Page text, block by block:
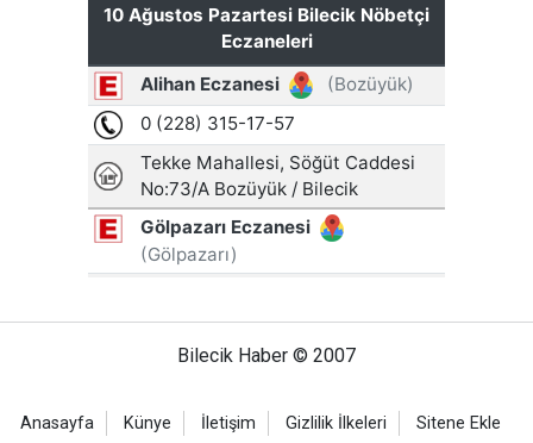
Bilecik Haber © 2007
Anasayfa Künye İletişim Gizlilik İlkeleri Sitene Ekle